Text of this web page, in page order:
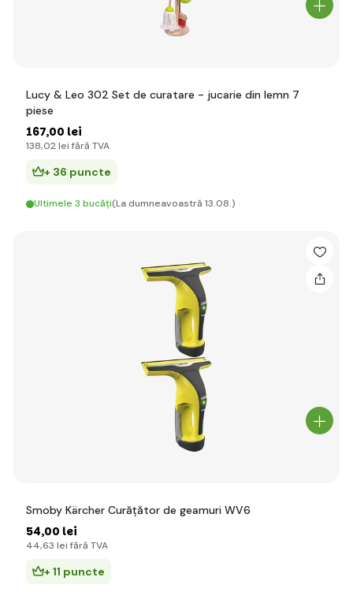
Lucy & Leo 302 Set de curatare - jucarie din lemn 7
piese
167,00 lei
138,02 lei fără TVA
+ 36 puncte
Ultimele 3 bucăți(La dumneavoastră 13.08.)
Smoby Kärcher Curățător de geamuri WV6
54,00 lei
44,63 lei fără TVA
+ 11 puncte